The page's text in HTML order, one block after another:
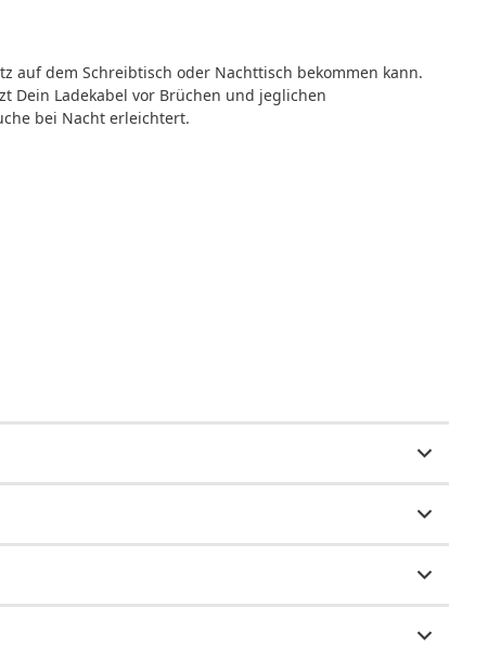
auf dem Schreibtisch oder Nachttisch bekommen kann.
Dein Ladekabel vor Brüchen und jeglichen
bei Nacht erleichtert.